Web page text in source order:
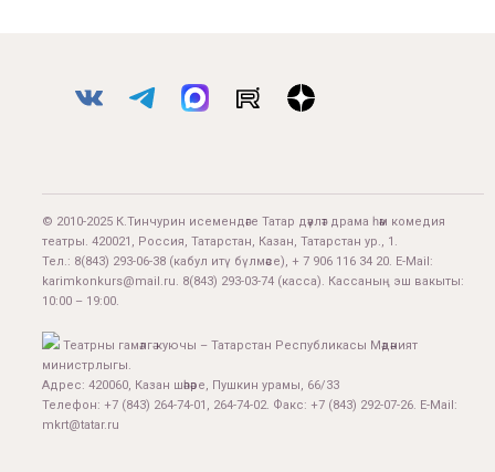
© 2010-2025 К.Тинчурин исемендәге Татар дәүләт драма һәм комедия
театры. 420021, Россия, Татарстан, Казан, Татарстан ур., 1.
Тел.: 8(843) 293-06-38 (кабул итү бүлмәсе), + 7 906 116 34 20. E-Mail:
karimkonkurs@mail.ru. 8(843) 293-03-74 (касса). Кассаның эш вакыты:
10:00 – 19:00.
Театрны гамәлгә куючы – Татарстан Республикасы Мәдәният
министрлыгы.
Адрес: 420060, Казан шәһәре, Пушкин урамы, 66/33
Телефон: +7 (843) 264-74-01, 264-74-02. Факс: +7 (843) 292-07-26. E-Mail:
mkrt@tatar.ru